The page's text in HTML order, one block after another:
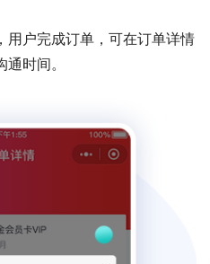
用户完成订单，可在订单详情
时间。